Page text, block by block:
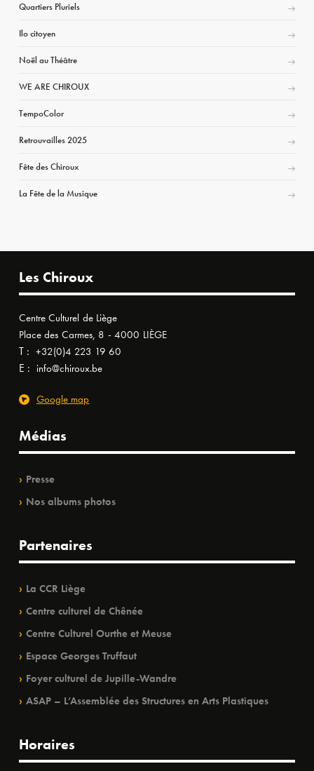
Quartiers Pluriels
Ilo citoyen
Noël au Théâtre
WE ARE CHIROUX
TempoColor
Retrouvailles 2025
Fête des Chiroux
La Fête de la Musique
Les Chiroux
Centre Culturel de Liège
Place des Carmes, 8 - 4000 LIÈGE
T : +32(0)4 223 19 60
E : info@chiroux.be
Google map
Médias
Presse
Nos albums photos
Partenaires
La CCR Liège
Centre culturel de Chênée
Centre Culturel Ourthe et Meuse
Espace Georges Truffaut
Foyer culturel de Jupille-Wandre
ASAP – L’Assemblée des Structures en Arts Plastiques
Horaires